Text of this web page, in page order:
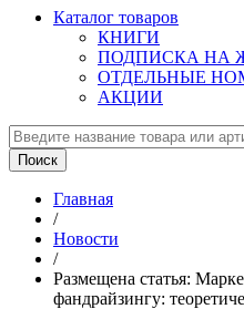
Каталог товаров
КНИГИ
ПОДПИСКА НА
ОТДЕЛЬНЫЕ
АКЦИИ
Главная
/
Новости
/
Размещена статья:
фандрайзингу: